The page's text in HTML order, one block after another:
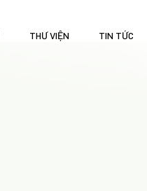
THƯ VIỆN TIN TỨC